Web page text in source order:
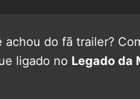
achou do fã trailer?
ligado no Legado da